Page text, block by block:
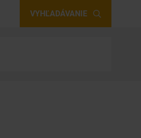
VYHĽADÁVANIE